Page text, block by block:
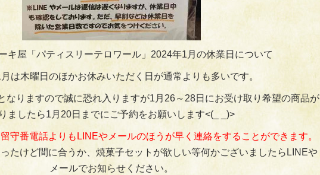
キ屋「パティスリーテロワール」2024年1月の休業日について
は木曜日のほかお休みいただく日が通常よりも多いです。
なりますので誠に恐れ入りますが1月26～28日にお受け取り希望の商品が
ましたら1月20日までにご予約をお願いします<(_ _)>
守番電話よりもLINEやメールのほうが早く連絡をすることができます。
たけど間に合うか、焼菓子セットが欲しい等何かございましたらLINEや
メールでお知らせください。